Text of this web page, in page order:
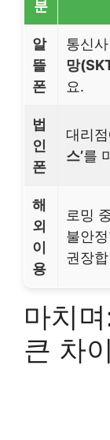
분
알
뜰
폰
통신
망
요.
법
인
폰
대리
스’를
해
외
이
용
로밍
불안
권장
마치
큰 차